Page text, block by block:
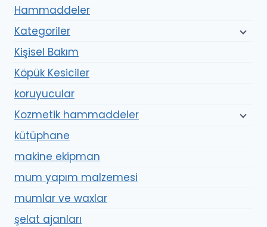
Hammaddeler
Kategoriler
Kişisel Bakım
Köpük Kesiciler
koruyucular
Kozmetik hammaddeler
kütüphane
makine ekipman
mum yapım malzemesi
mumlar ve waxlar
şelat ajanları